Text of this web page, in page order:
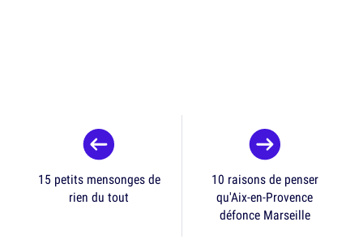
15 petits mensonges de
rien du tout
10 raisons de penser
qu'Aix-en-Provence
défonce Marseille